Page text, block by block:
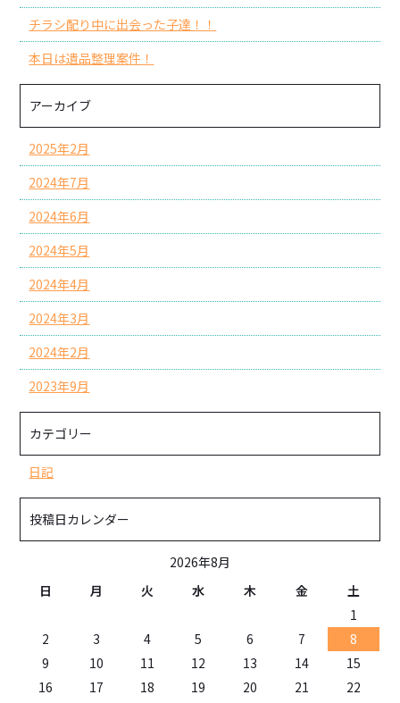
チラシ配り中に出会った子達！！
本日は遺品整理案件！
アーカイブ
2025年2月
2024年7月
2024年6月
2024年5月
2024年4月
2024年3月
2024年2月
2023年9月
カテゴリー
日記
投稿日カレンダー
2026年8月
日
月 火 水 木 金
土
1
2
3 4 5 6 7
8
9
10 11 12 13 14
15
16
17 18 19 20 21
22